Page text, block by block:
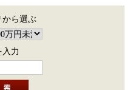
から選ぶ
力